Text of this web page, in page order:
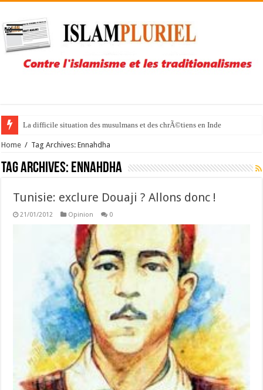
La difficile situation des musulmans et des chrÃ©tiens en Inde
Home / Tag Archives: Ennahdha
Tag Archives: Ennahdha
Tunisie: exclure Douaji ? Allons donc !
21/01/2012 Opinion 0